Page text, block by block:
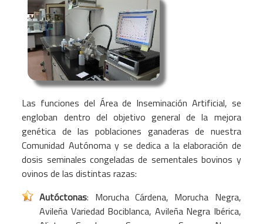
Las funciones del Área de Inseminación Artificial, se
engloban dentro del objetivo general de la mejora
genética de las poblaciones ganaderas de nuestra
Comunidad Autónoma y se dedica a la elaboración de
dosis seminales congeladas de sementales bovinos y
ovinos de las distintas razas:
Autóctonas: Morucha Cárdena, Morucha Negra,
Avileña Variedad Bociblanca, Avileña Negra Ibérica,